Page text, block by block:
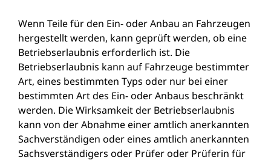
Wenn Teile für den Ein- oder Anbau an Fahrzeugen
hergestellt werden, kann geprüft werden, ob eine
Betriebserlaubnis erforderlich ist. Die
Betriebserlaubnis kann auf Fahrzeuge bestimmter
Art, eines bestimmten Typs oder nur bei einer
bestimmten Art des Ein- oder Anbaus beschränkt
werden. Die Wirksamkeit der Betriebserlaubnis
kann von der Abnahme einer amtlich anerkannten
Sachverständigen oder eines amtlich anerkannten
Sachsverständigers oder Prüfer oder Prüferin für